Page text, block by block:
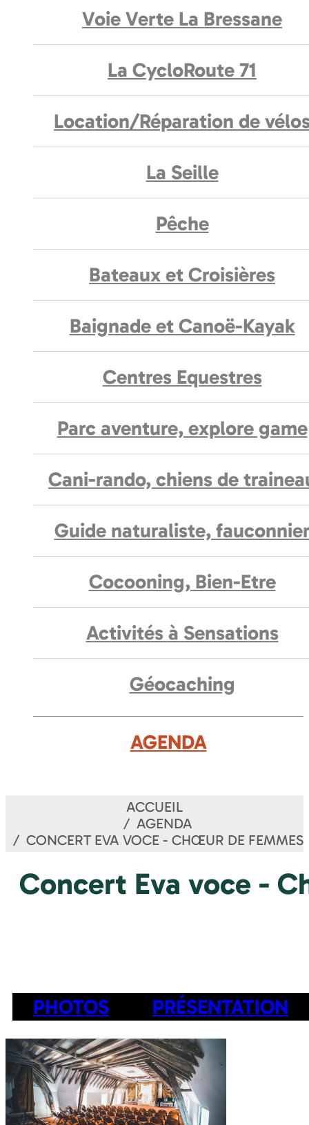
Voie Verte La Bressane
La CycloRoute 71
Location/Réparation de
La Seille
Pêche
Bateaux et Croisières
Baignade et Canoë-Kayak
Centres Equestres
Parc aventure, explore game
Cani-rando, chiens de
Guide naturaliste,
Cocooning, Bien-Etre
Activités à Sensations
Géocaching
AGENDA
ACCUEIL
AGENDA
CONCERT EVA VOCE - CHŒUR DE FEMMES
Concert Eva voce -
PHOTOS PRÉSENTATION